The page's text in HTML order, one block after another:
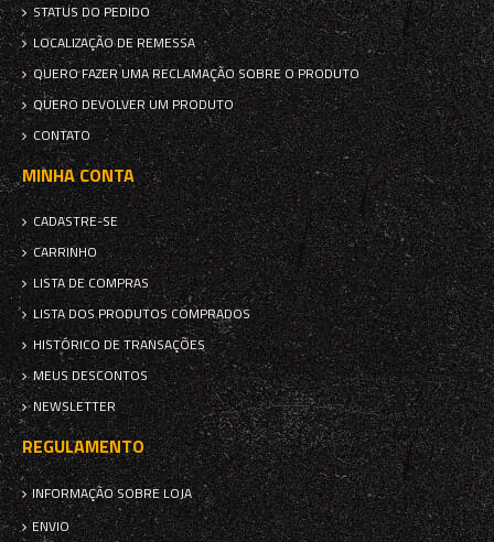
STATUS DO PEDIDO
LOCALIZAÇÃO DE REMESSA
QUERO FAZER UMA RECLAMAÇÃO SOBRE O PRODUTO
QUERO DEVOLVER UM PRODUTO
CONTATO
MINHA CONTA
CADASTRE-SE
CARRINHO
LISTA DE COMPRAS
LISTA DOS PRODUTOS COMPRADOS
HISTÓRICO DE TRANSAÇÕES
MEUS DESCONTOS
NEWSLETTER
REGULAMENTO
INFORMAÇÃO SOBRE LOJA
ENVIO